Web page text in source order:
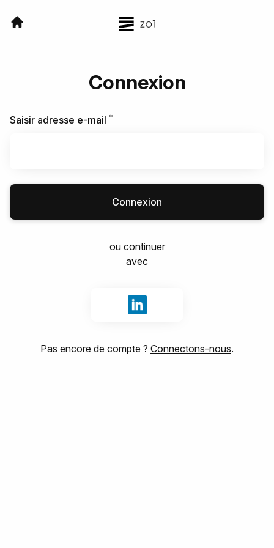
Connexion
Saisir adresse e-mail *
Connexion
ou continuer
avec
Se connecter avec LinkedIn
Pas encore de compte ? Connectons-nous.